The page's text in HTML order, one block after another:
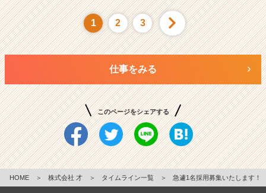
1 2 3
仕事をみる
このページをシェアする
HOME ＞ 株式会社 才 ＞ タイムライン一覧 ＞ 急遽1名採用募集いたします！